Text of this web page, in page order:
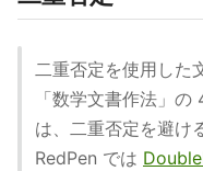
二重否定を使用した
「数学文書作法」
は、二重否定を避け
RedPen では